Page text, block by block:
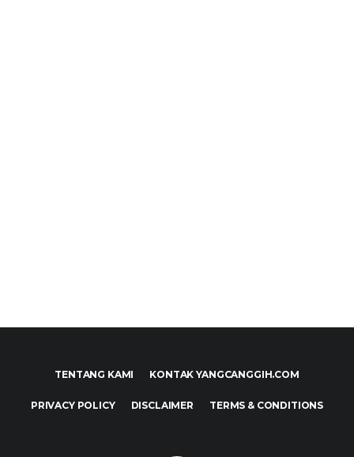
TENTANG KAMI KONTAK YANGCANGGIH.COM
PRIVACY POLICY DISCLAIMER TERMS & CONDITIONS